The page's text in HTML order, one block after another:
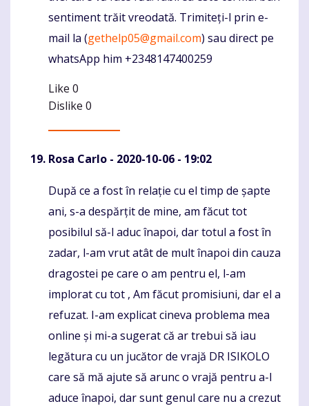
sentiment trăit vreodată. Trimiteți-l prin e-
mail la (gethelp05@gmail.com) sau direct pe
whatsApp him +2348147400259
Like 0
Dislike 0
Rosa Carlo - 2020-10-06 - 19:02
Komentaras
După ce a fost în relație cu el timp de șapte
ani, s-a despărțit de mine, am făcut tot
posibilul să-l aduc înapoi, dar totul a fost în
zadar, l-am vrut atât de mult înapoi din cauza
dragostei pe care o am pentru el, l-am
implorat cu tot , Am făcut promisiuni, dar el a
refuzat. I-am explicat cineva problema mea
online și mi-a sugerat că ar trebui să iau
legătura cu un jucător de vrajă DR ISIKOLO
care să mă ajute să arunc o vrajă pentru a-l
aduce înapoi, dar sunt genul care nu a crezut